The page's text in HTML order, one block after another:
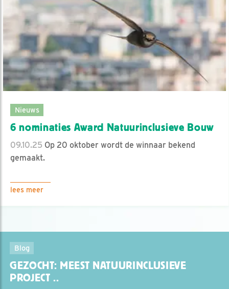
Nieuws
6 nominaties Award Natuurinclusieve Bouw
09.10.25 Op 20 oktober wordt de winnaar bekend
gemaakt.
lees meer
Blog
GEZOCHT: MEEST NATUURINCLUSIEVE
PROJECT ..